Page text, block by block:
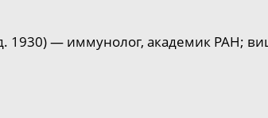
1930) — иммунолог, академик РАН;